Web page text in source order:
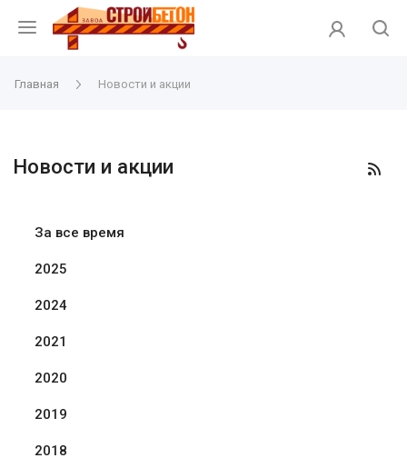
Главная Новости и акции
Новости и акции
За все время
2025
2024
2021
2020
2019
2018